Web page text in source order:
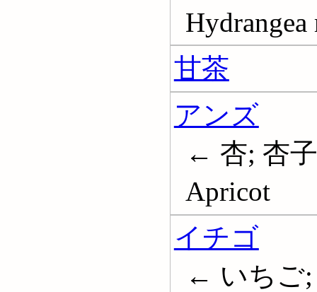
甘茶
アンズ
← 杏; 杏
Apricot
イチゴ
← いちご;